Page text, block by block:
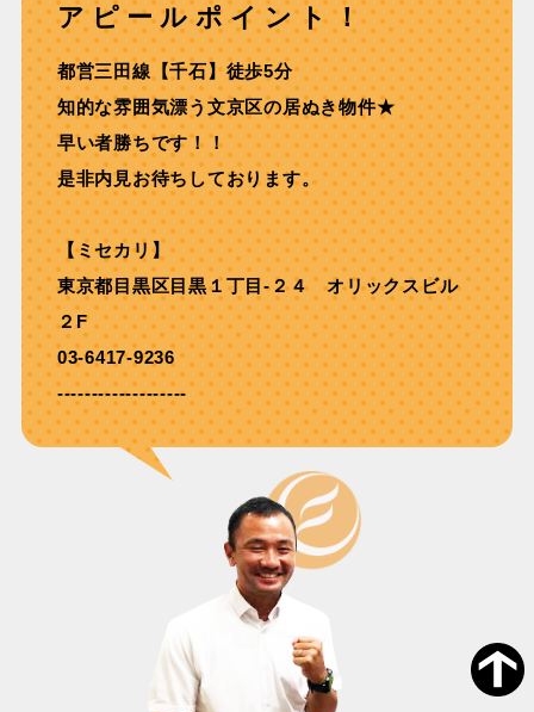
アピールポイント！
都営三⽥線【千⽯】徒歩5分
知的な雰囲気漂う文京区の居ぬき物件★
早い者勝ちです！！
是非内見お待ちしております。
【ミセカリ】
東京都目黒区目黒１丁目-２４ オリックスビル
２F
03-6417-9236
-------------------